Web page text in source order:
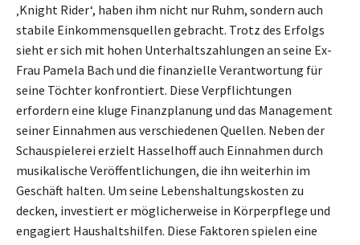
‚Knight Rider‘, haben ihm nicht nur Ruhm, sondern auch
stabile Einkommensquellen gebracht. Trotz des Erfolgs
sieht er sich mit hohen Unterhaltszahlungen an seine Ex-
Frau Pamela Bach und die finanzielle Verantwortung für
seine Töchter konfrontiert. Diese Verpflichtungen
erfordern eine kluge Finanzplanung und das Management
seiner Einnahmen aus verschiedenen Quellen. Neben der
Schauspielerei erzielt Hasselhoff auch Einnahmen durch
musikalische Veröffentlichungen, die ihn weiterhin im
Geschäft halten. Um seine Lebenshaltungskosten zu
decken, investiert er möglicherweise in Körperpflege und
engagiert Haushaltshilfen. Diese Faktoren spielen eine